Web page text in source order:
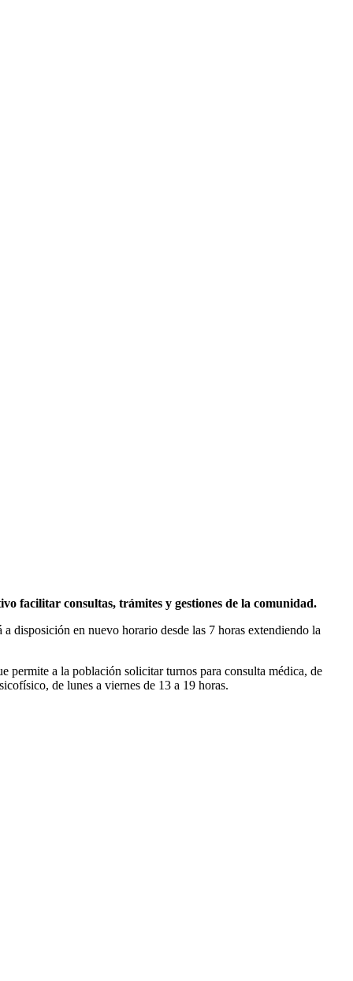
facilitar consultas, trámites y gestiones de la comunidad.
a disposición en nuevo horario desde las 7 horas extendiendo la
permite a la población solicitar turnos para consulta médica, de
de lunes a viernes de 13 a 19 horas.